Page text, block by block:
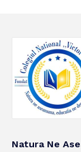
Natura Ne